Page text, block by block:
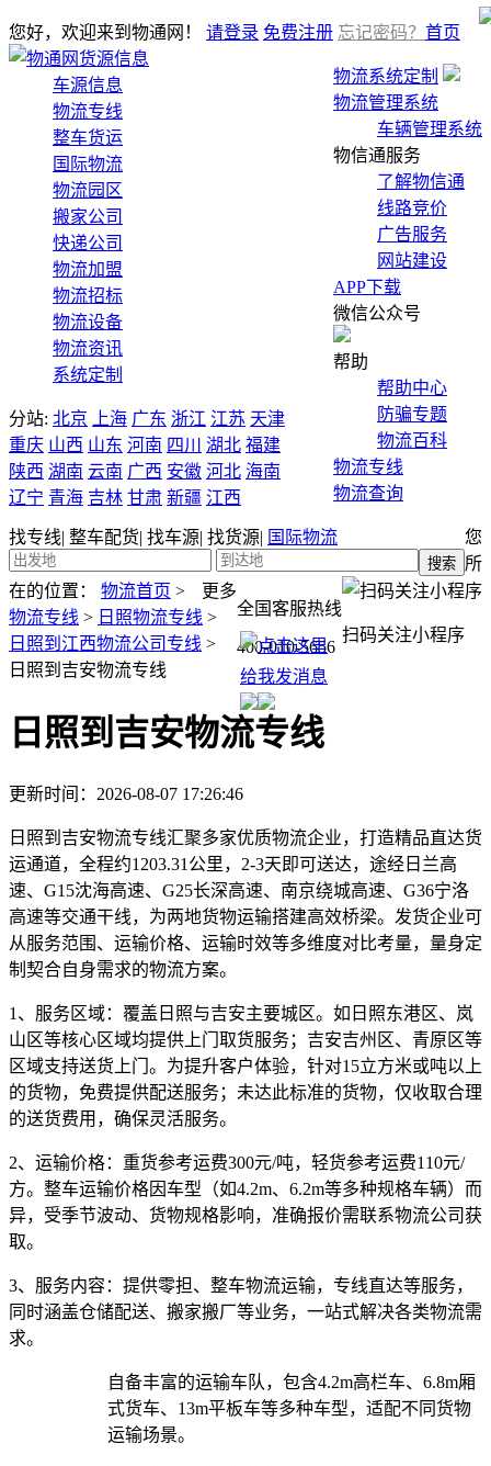
您好，欢迎来到物通网！ 请登录 免费注册 忘记密码？
物流系统定制
物流管理系统
车辆管理系统
物信通服务
了解物信通
线路竞价
广告服务
网站建设
APP下载
微信公众号
帮助
帮助中心
防骗专题
物流百科
物流专线
物流查询
找专线| 整车配货| 找车源| 找货源| 国际物流
全国客服热线
400-010-5656
扫码关注小程序
首页
货源信息
车源信息
物流专线
整车货运
国际物流
物流园区
搬家公司
快递公司
物流加盟
物流招标
物流设备
物流资讯
系统定制
分站: 北京 上海 广东 浙江 江苏 天津
重庆 山西 山东 河南 四川 湖北 福建
陕西 湖南 云南 广西 安徽 河北 海南
辽宁 青海 吉林 甘肃 新疆 江西
更多
您
所
在的位置：
物流首页 >
物流专线 > 日照物流专线 >
日照到江西物流公司专线 >
日照到吉安物流专线
日照到吉安物流专线
更新时间：2026-08-07 17:26:46
日照到吉安物流专线汇聚多家优质物流企业，打造精品直达货
运通道，全程约1203.31公里，2-3天即可送达，途经日兰高
速、G15沈海高速、G25长深高速、南京绕城高速、G36宁洛
高速等交通干线，为两地货物运输搭建高效桥梁。发货企业可
从服务范围、运输价格、运输时效等多维度对比考量，量身定
制契合自身需求的物流方案。
1、服务区域： 覆盖日照与吉安主要城区。如日照东港区、岚
山区等核心区域均提供上门取货服务；吉安吉州区、青原区等
区域支持送货上门。为提升客户体验，针对15立方米或吨以上
的货物，免费提供配送服务；未达此标准的货物，仅收取合理
的送货费用，确保灵活服务。
2、运输价格： 重货参考运费300元/吨，轻货参考运费110元/
方。整车运输价格因车型（如4.2m、6.2m等多种规格车辆）而
异，受季节波动、货物规格影响，准确报价需联系物流公司获
取。
3、服务内容： 提供零担、整车物流运输，专线直达等服务，
同时涵盖仓储配送、搬家搬厂等业务，一站式解决各类物流需
求。​
自备丰富的运输车队，包含4.2m高栏车、6.8m厢
式货车、13m平板车等多种车型，适配不同货物
运输场景。​